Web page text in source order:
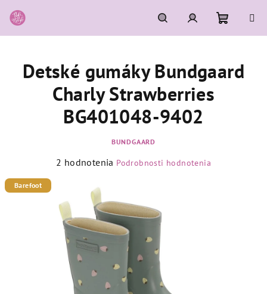
na
obsah
HľadaťPrihlásenie
košík
Detské gumáky Bundgaard
Charly Strawberries
BG401048-9402
BUNDGAARD
Priemerné
5,0
hviezdičiek.
2 hodnotenia Podrobnosti hodnotenia
Barefoot